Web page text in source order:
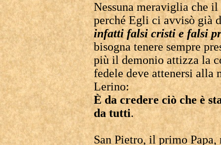
Nessuna meraviglia che
perché Egli ci avvisò già
infatti falsi cristi e falsi
bisogna tenere sempre
più il demonio attizza la
fedele deve attenersi alla
Lerino:
È da credere ciò che è
da tutti.
San Pietro, il primo Papa,